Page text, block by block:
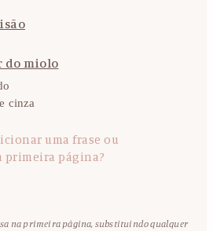
do miolo
cinza
uma frase ou
primeira página?
na primeira página, substituindo qualquer